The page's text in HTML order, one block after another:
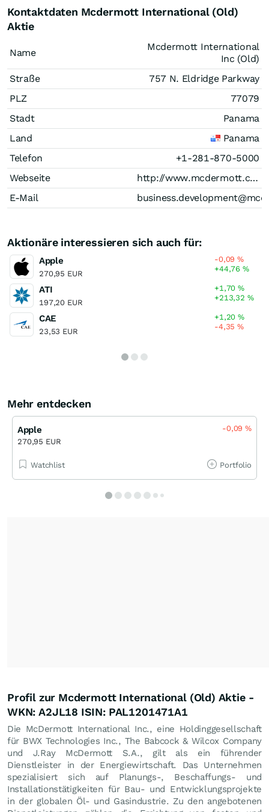
Kontaktdaten Mcdermott International (Old)
Aktie
Name
Mcdermott International
Inc (Old)
Straße
757 N. Eldridge Parkway
PLZ
77079
Stadt
Panama
Land
Panama
Telefon
+1-281-870-5000
Webseite
http://www.mcdermott.com
E-Mail
Aktionäre interessieren sich auch für:
Apple
270,95 EUR
-0,09%
+44,76%
ATI
197,20 EUR
+1,70%
+213,32 %
CAE
23,53 EUR
+1,20%
-4,35%
Mehr entdecken
Apple
270,95 EUR
-0,09%
Watchlist Portfolio
Profil zur Mcdermott International (Old) Aktie -
WKN: A2JL18 ISIN: PAL1201471A1
Die McDermott International Inc., eine Holdinggesellschaft
für BWX Technologies Inc., The Babcock & Wilcox Company
und J.Ray McDermott S.A., gilt als ein führender
Dienstleister in der Energiewirtschaft. Das Unternehmen
spezialisiert sich auf Planungs-, Beschaffungs- und
Installationstätigkeiten für Bau- und Entwicklungsprojekte
in der globalen Öl- und Gasindustrie. Zu den angebotenen